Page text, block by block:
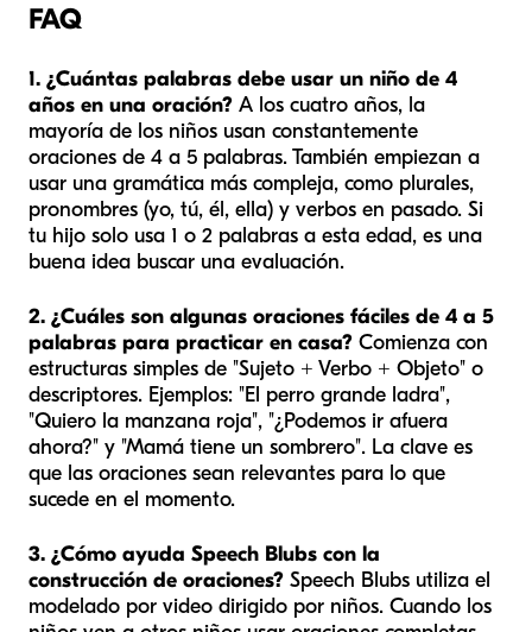
FAQ
1. ¿Cuántas palabras debe usar un niño de 4
años en una oración? A los cuatro años, la
mayoría de los niños usan constantemente
oraciones de 4 a 5 palabras. También empiezan a
usar una gramática más compleja, como plurales,
pronombres (yo, tú, él, ella) y verbos en pasado. Si
tu hijo solo usa 1 o 2 palabras a esta edad, es una
buena idea buscar una evaluación.
2. ¿Cuáles son algunas oraciones fáciles de 4 a 5
palabras para practicar en casa? Comienza con
estructuras simples de "Sujeto + Verbo + Objeto" o
descriptores. Ejemplos: "El perro grande ladra",
"Quiero la manzana roja", "¿Podemos ir afuera
ahora?" y "Mamá tiene un sombrero". La clave es
que las oraciones sean relevantes para lo que
sucede en el momento.
3. ¿Cómo ayuda Speech Blubs con la
construcción de oraciones? Speech Blubs utiliza el
modelado por video dirigido por niños. Cuando los